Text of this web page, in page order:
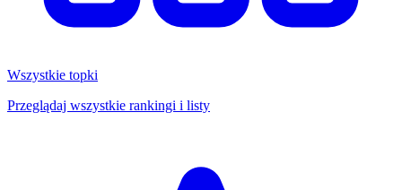
Wszystkie topki
Przeglądaj wszystkie rankingi i listy